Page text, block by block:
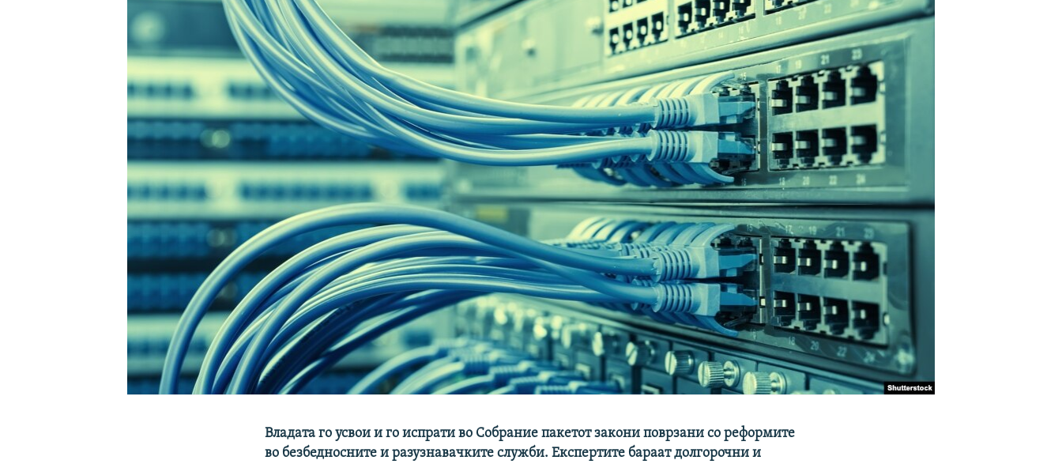
Владата го усвои и го испрати во Собрание пакетот закони поврзани со реформите
во безбедносните и разузнавачките служби. Експертите бараат долгорочни и